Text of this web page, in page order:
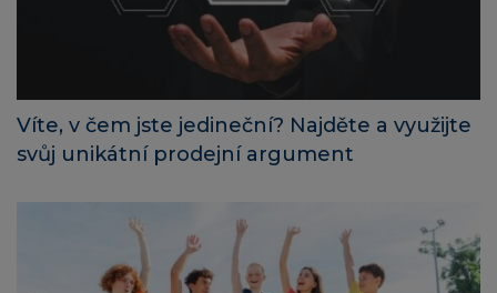
Víte, v čem jste jedineční? Najděte a využijte
svůj unikátní prodejní argument